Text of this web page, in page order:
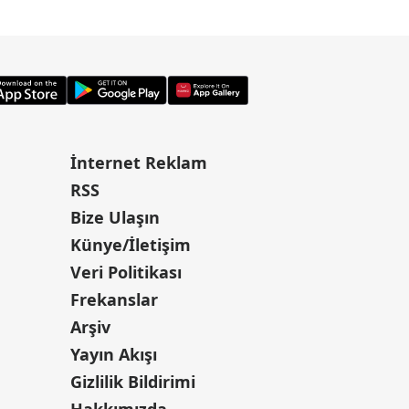
İnternet Reklam
RSS
Bize Ulaşın
Künye/İletişim
Veri Politikası
Frekanslar
Arşiv
Yayın Akışı
Gizlilik Bildirimi